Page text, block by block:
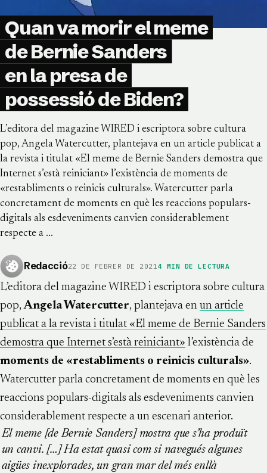
Quan va morir el meme
de Bernie Sanders
en la presa de
possessió de Biden?
L’editora del magazine WIRED i escriptora sobre cultura
pop, Angela Watercutter, plantejava en un article publicat a
la revista i titulat «El meme de Bernie Sanders demostra que
Internet s’està reiniciant» l’existència de moments de
«restabliments o reinicis culturals». Watercutter parla
concretament de moments en què les reaccions populars-
digitals als esdeveniments canvien considerablement
respecte a …
Redacció22 DE FEBRER DE 2021 4 MIN DE LECTURA
L’editora del magazine WIRED i escriptora sobre cultura
pop,Angela Watercutter, plantejava en un article
publicat a la revista i titulat «El meme de Bernie Sanders
demostra que Internet s’està reiniciant» l’existència de
moments de «restabliments o reinicis culturals».
Watercutter parla concretament de moments en què les
reaccions populars-digitals als esdeveniments canvien
considerablement respecte a un escenari anterior.
El meme [de Bernie Sanders] mostra que s’ha produït
un canvi. […] Ha estat quasi com si navegués algunes
aigües inexplorades, un gran mar del més enllà